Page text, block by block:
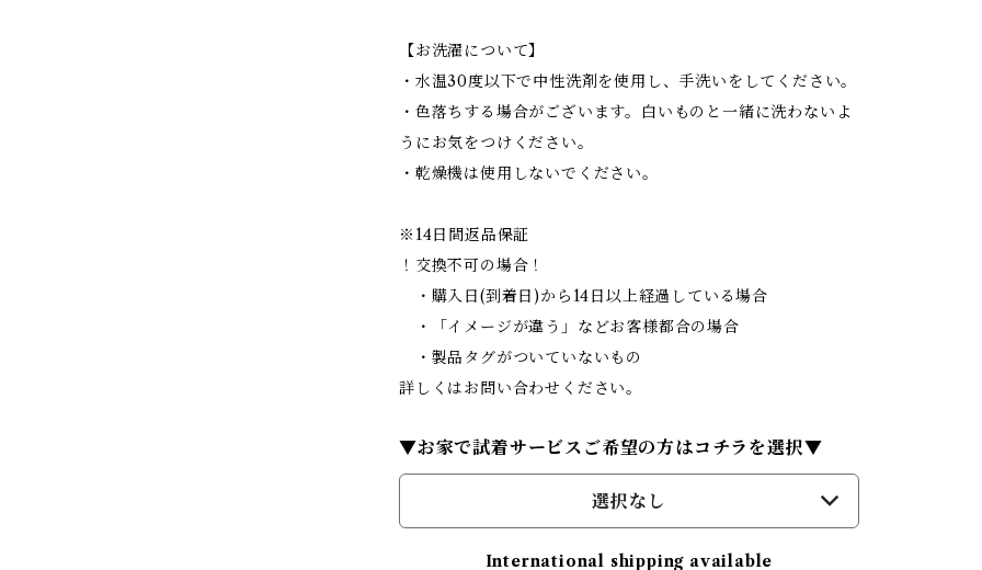
【お洗濯について】
・水温30度以下で中性洗剤を使用し、手洗いをしてください。
・色落ちする場合がございます。白いものと一緒に洗わないよ
うにお気をつけください。
・乾燥機は使用しないでください。
※14日間返品保証
！交換不可の場合！
・購入日(到着日)から14日以上経過している場合
・「イメージが違う」などお客様都合の場合
・製品タグがついていないもの
詳しくはお問い合わせください。
▼お家で試着サービスご希望の方はコチラを選択▼
選択なし
International shipping available